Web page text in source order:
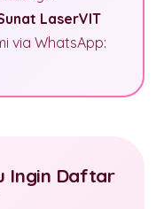
LaserVIT
via WhatsApp:
Ingin Daftar